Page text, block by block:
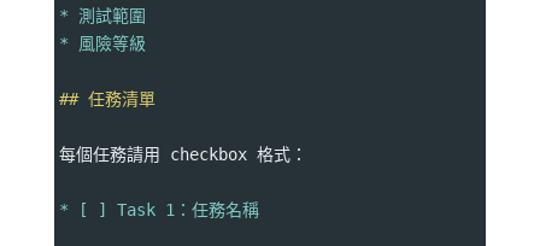
* 測試範圍
* 風險等級
## 任務清單
每個任務請用 checkbox 格式：
* [ ] Task 1：任務名稱